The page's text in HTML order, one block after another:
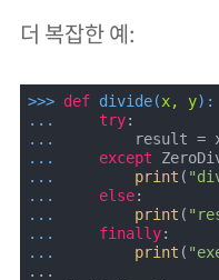
더 복잡한 예:
>>> def divide(x, y):
...
try
...
...
except
...
print (
...
else
...
print (
...
finally
...
print (